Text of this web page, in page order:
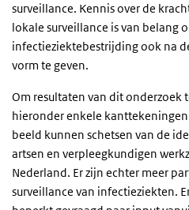
surveillance. Kennis over de
lokale surveillance is van belang
infectieziektebestrijding ook na
vorm te geven.
Om resultaten van dit onderzoek
hieronder enkele
beeld kunnen schetsen van de
artsen en verpleegkundigen
Nederland. Er zijn echter meer
surveillance van infectieziekten.